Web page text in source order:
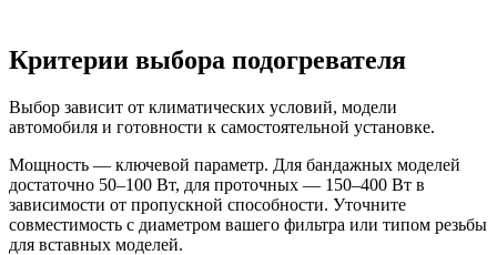
Критерии выбора подогревателя
Выбор зависит от климатических условий, модели
автомобиля и готовности к самостоятельной установке.
Мощность — ключевой параметр. Для бандажных моделей
достаточно 50–100 Вт, для проточных — 150–400 Вт в
зависимости от пропускной способности. Уточните
совместимость с диаметром вашего фильтра или типом резьбы
для вставных моделей.